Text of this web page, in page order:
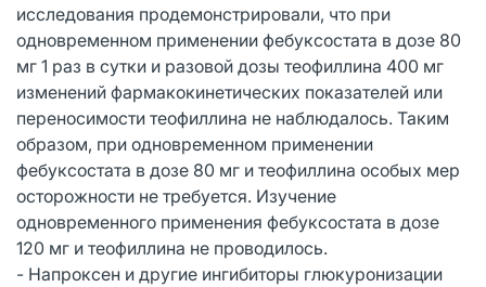
исследования продемонстрировали, что при
одновременном применении фебуксостата в дозе 80
мг 1 раз в сутки и разовой дозы теофиллина 400 мг
изменений фармакокинетических показателей или
переносимости теофиллина не наблюдалось. Таким
образом, при одновременном применении
фебуксостата в дозе 80 мг и теофиллина особых мер
осторожности не требуется. Изучение
одновременного применения фебуксостата в дозе
120 мг и теофиллина не проводилось.
- Напроксен и другие ингибиторы глюкуронизации